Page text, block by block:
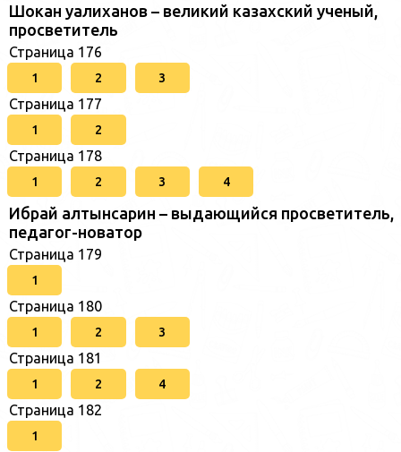
Шокан уалиханов – великий казахский ученый,
просветитель
Страница 176
1 2 3
Страница 177
1 2
Страница 178
1 2 3 4
Ибрай алтынсарин – выдающийся просветитель,
педагог-новатор
Страница 179
1
Страница 180
1 2 3
Страница 181
1 2 4
Страница 182
1